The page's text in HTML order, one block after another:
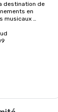
destination de
en
musicaux
sportifs
une nouvelle
le
qui fait le
premier plan.